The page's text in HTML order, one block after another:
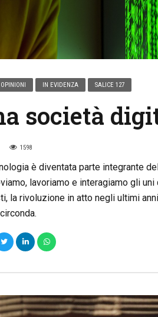
IN EVIDENZA SALICE 127
società
1598
è diventata parte integrante
lavoriamo e interagiamo gli
la rivoluzione in atto negli ultimi